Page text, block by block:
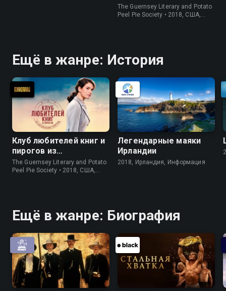
картофельных
очистков
The Guernsey Literary and Potato
Peel Pie Society • 2018, США,
Ещё в жанре: История
Клуб любителей книг и
пирогов из
картофельных
очистков
The Guernsey Literary and Potato
Peel Pie Society • 2018, США,
Легендарные маяки
Ирландии
2018, Ирландия, Информация
Ещё в жанре: Биография